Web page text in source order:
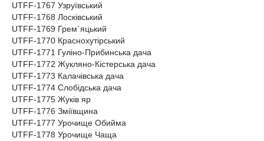
UTFF-1767 Узруївський
UTFF-1768 Лосківський
UTFF-1769 Грем`яцький
UTFF-1770 Краснохутірський
UTFF-1771 Гуліно-Прибинська дача
UTFF-1772 Жукляно-Кістерська дача
UTFF-1773 Калачівська дача
UTFF-1774 Слобідська дача
UTFF-1775 Жуків яр
UTFF-1776 Зміївщина
UTFF-1777 Урочище Обийма
UTFF-1778 Урочище Чаща